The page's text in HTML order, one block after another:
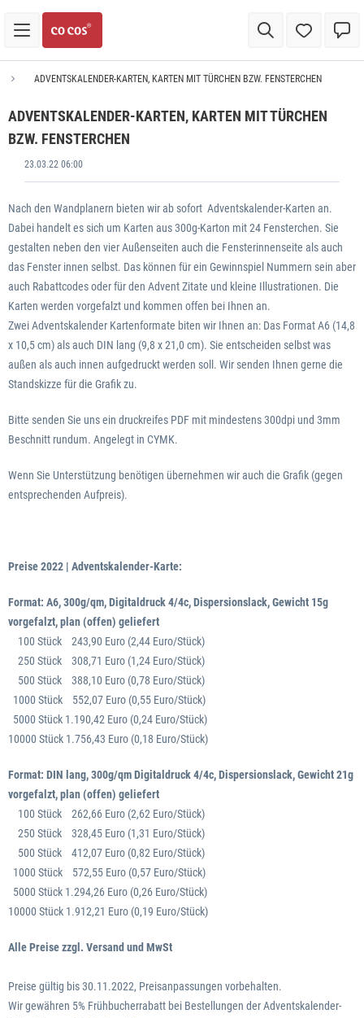
ADVENTSKALENDER-KARTEN, KARTEN MIT TÜRCHEN BZW. FENSTERCHEN
ADVENTSKALENDER-KARTEN, KARTEN MIT TÜRCHEN
BZW. FENSTERCHEN
23.03.22 06:00
Nach den Wandplanern bieten wir ab sofort Adventskalender-Karten an.
Dabei handelt es sich um Karten aus 300g-Karton mit 24 Fensterchen. Sie
gestalten neben den vier Außenseiten auch die Fensterinnenseite als auch
das Fenster innen selbst. Das können für ein Gewinnspiel Nummern sein aber
auch Rabattcodes oder für den Advent Zitate und kleine Illustrationen. Die
Karten werden vorgefalzt und kommen offen bei Ihnen an.
Zwei Adventskalender Kartenformate biten wir Ihnen an: Das Format A6 (14,8
x 10,5 cm) als auch DIN lang (9,8 x 21,0 cm). Sie entscheiden selbst was
außen als auch innen aufgedruckt werden soll. Wir senden Ihnen gerne die
Standskizze für die Grafik zu.
Bitte senden Sie uns ein druckreifes PDF mit mindestens 300dpi und 3mm
Beschnitt rundum. Angelegt in CYMK.
Wenn Sie Unterstützung benötigen übernehmen wir auch die Grafik (gegen
entsprechenden Aufpreis).
Preise 2022 | Adventskalender-Karte:
Format: A6, 300g/qm, Digitaldruck 4/4c, Dispersionslack, Gewicht 15g
vorgefalzt, plan (offen) geliefert
100 Stück 243,90 Euro (2,44 Euro/Stück)
250 Stück 308,71 Euro (1,24 Euro/Stück)
500 Stück 388,10 Euro (0,78 Euro/Stück)
1000 Stück 552,07 Euro (0,55 Euro/Stück)
5000 Stück 1.190,42 Euro (0,24 Euro/Stück)
10000 Stück 1.756,43 Euro (0,18 Euro/Stück)
Format: DIN lang, 300g/qmDigitaldruck 4/4c, Dispersionslack,Gewicht 21g
vorgefalzt, plan (offen) geliefert
100 Stück 262,66 Euro (2,62 Euro/Stück)
250 Stück 328,45 Euro (1,31 Euro/Stück)
500 Stück 412,07 Euro (0,82 Euro/Stück)
1000 Stück 572,55 Euro (0,57 Euro/Stück)
5000 Stück 1.294,26 Euro (0,26 Euro/Stück)
10000 Stück 1.912,21 Euro (0,19 Euro/Stück)
Alle Preise zzgl. Versand und MwSt
Preise gültig bis 30.11.2022, Preisanpassungen vorbehalten.
Wir gewähren 5% Frühbucherrabatt bei Bestellungen der Adventskalender-